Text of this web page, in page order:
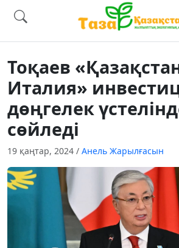
Тоқаев
Италия»
дөңгелек
сөйледі
19 қаңтар, 2024 / Анель Жарылғасын